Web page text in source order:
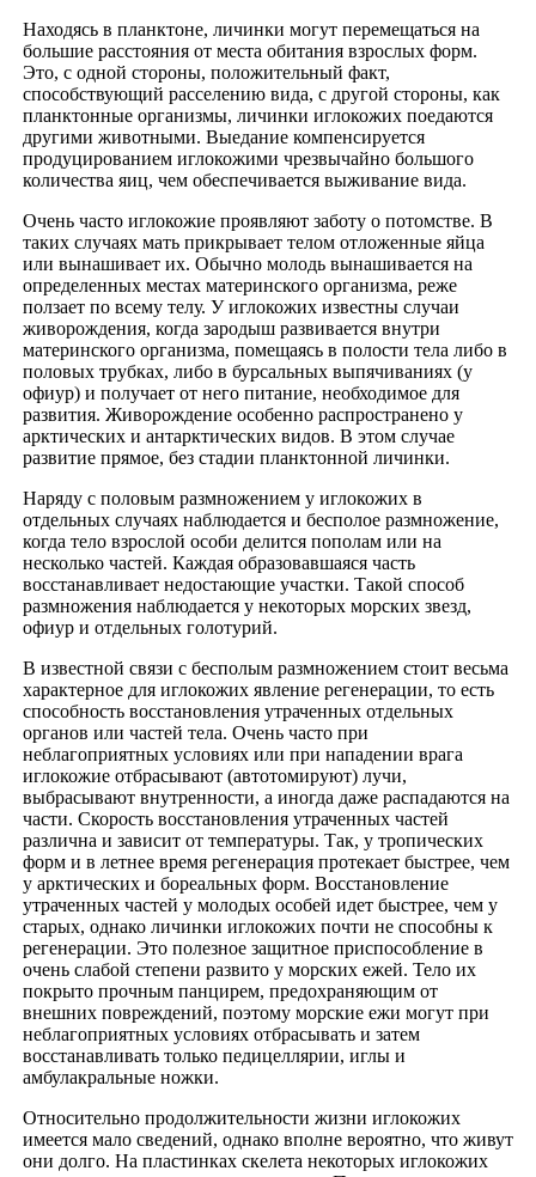
Находясь в планктоне, личинки могут перемещаться на
большие расстояния от места обитания взрослых форм.
Это, с одной стороны, положительный факт,
способствующий расселению вида, с другой стороны, как
планктонные организмы, личинки иглокожих поедаются
другими животными. Выедание компенсируется
продуцированием иглокожими чрезвычайно большого
количества яиц, чем обеспечивается выживание вида.
Очень часто иглокожие проявляют заботу о потомстве. В
таких случаях мать прикрывает телом отложенные яйца
или вынашивает их. Обычно молодь вынашивается на
определенных местах материнского организма, реже
ползает по всему телу. У иглокожих известны случаи
живорождения, когда зародыш развивается внутри
материнского организма, помещаясь в полости тела либо в
половых трубках, либо в бурсальных выпячиваниях (у
офиур) и получает от него питание, необходимое для
развития. Живорождение особенно распространено у
арктических и антарктических видов. В этом случае
развитие прямое, без стадии планктонной личинки.
Наряду с половым размножением у иглокожих в
отдельных случаях наблюдается и бесполое размножение,
когда тело взрослой особи делится пополам или на
несколько частей. Каждая образовавшаяся часть
восстанавливает недостающие участки. Такой способ
размножения наблюдается у некоторых морских звезд,
офиур и отдельных голотурий.
В известной связи с бесполым размножением стоит весьма
характерное для иглокожих явление регенерации, то есть
способность восстановления утраченных отдельных
органов или частей тела. Очень часто при
неблагоприятных условиях или при нападении врага
иглокожие отбрасывают (автотомируют) лучи,
выбрасывают внутренности, а иногда даже распадаются на
части. Скорость восстановления утраченных частей
различна и зависит от температуры. Так, у тропических
форм и в летнее время регенерация протекает быстрее, чем
у арктических и бореальных форм. Восстановление
утраченных частей у молодых особей идет быстрее, чем у
старых, однако личинки иглокожих почти не способны к
регенерации. Это полезное защитное приспособление в
очень слабой степени развито у морских ежей. Тело их
покрыто прочным панцирем, предохраняющим от
внешних повреждений, поэтому морские ежи могут при
неблагоприятных условиях отбрасывать и затем
восстанавливать только педицеллярии, иглы и
амбулакральные ножки.
Относительно продолжительности жизни иглокожих
имеется мало сведений, однако вполне вероятно, что живут
они долго. На пластинках скелета некоторых иглокожих